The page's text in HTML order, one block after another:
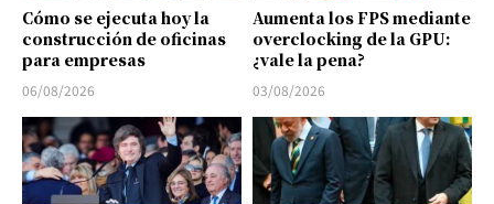
Cómo se ejecuta hoy la
construcción de oficinas
para empresas
06/08/2026
Aumenta los FPS mediante
overclocking de la GPU:
¿vale la pena?
03/08/2026